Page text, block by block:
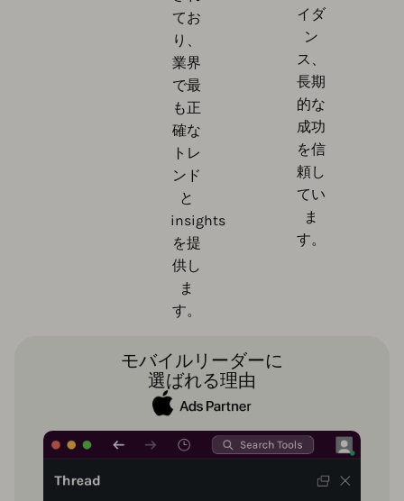
てお
り、
業界
で最
も正
確な
トレ
ンド
と
insights
を提
供し
ま
す。
イダ
ン
ス、
長期
的な
成功
を信
頼し
てい
ま
す。
モバイルリーダーに
選ばれる理由